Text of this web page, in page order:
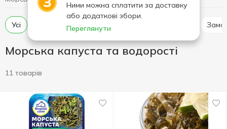
Ними можна сплатити за доставку
або додаткові збори.
Переглянути
Усі Охолоджені морська капуста та водорості
Морська капуста та водорості
11 товарів